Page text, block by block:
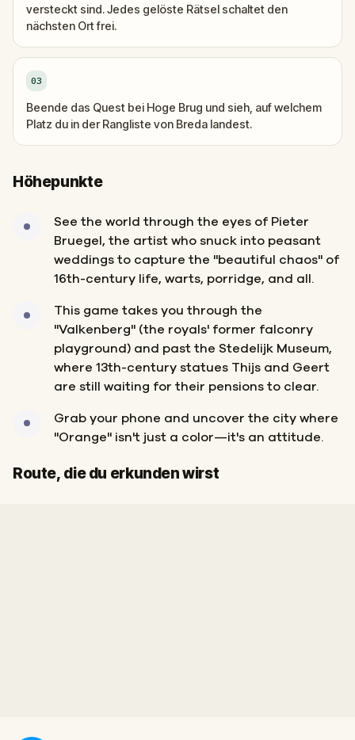
versteckt sind. Jedes gelöste Rätsel schaltet den
nächsten Ort frei.
03
Beende das Quest bei Hoge Brug und sieh, auf welchem
Platz du in der Rangliste von Breda landest.
Höhepunkte
See the world through the eyes of Pieter
Bruegel, the artist who snuck into peasant
weddings to capture the "beautiful chaos" of
16th-century life, warts, porridge, and all.
This game takes you through the
"Valkenberg" (the royals' former falconry
playground) and past the Stedelijk Museum,
where 13th-century statues Thijs and Geert
are still waiting for their pensions to clear.
Grab your phone and uncover the city where
"Orange" isn't just a color—it's an attitude.
Route, die du erkunden wirst
Start
Ziel